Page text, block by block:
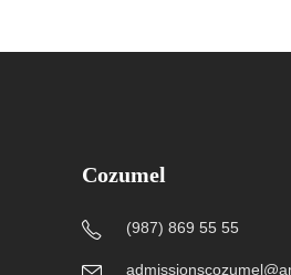
Cozumel
(987) 869 55 55